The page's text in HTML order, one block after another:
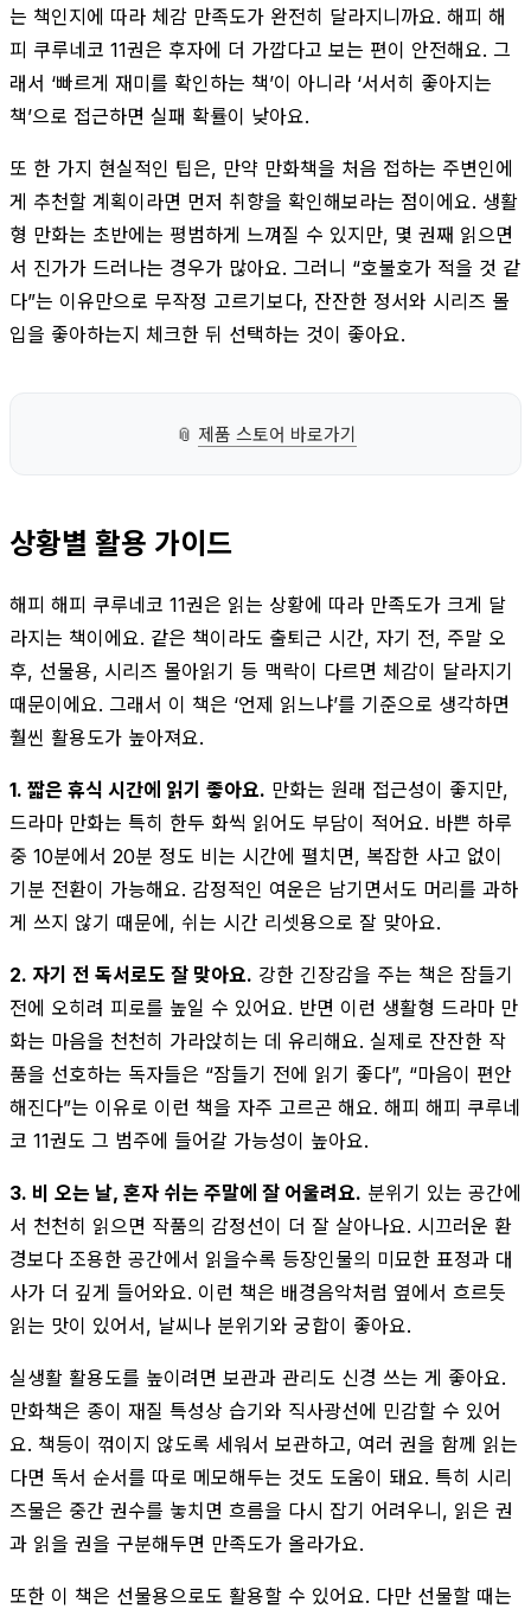
는 책인지에 따라 체감 만족도가 완전히 달라지니까요. 해피 해
피 쿠루네코 11권은 후자에 더 가깝다고 보는 편이 안전해요. 그
래서 ‘빠르게 재미를 확인하는 책’이 아니라 ‘서서히 좋아지는
책’으로 접근하면 실패 확률이 낮아요.
또 한 가지 현실적인 팁은, 만약 만화책을 처음 접하는 주변인에
게 추천할 계획이라면 먼저 취향을 확인해보라는 점이에요. 생활
형 만화는 초반에는 평범하게 느껴질 수 있지만, 몇 권째 읽으면
서 진가가 드러나는 경우가 많아요. 그러니 “호불호가 적을 것 같
다”는 이유만으로 무작정 고르기보다, 잔잔한 정서와 시리즈 몰
입을 좋아하는지 체크한 뒤 선택하는 것이 좋아요.
📎 제품 스토어 바로가기
상황별 활용 가이드
해피 해피 쿠루네코 11권은 읽는 상황에 따라 만족도가 크게 달
라지는 책이에요. 같은 책이라도 출퇴근 시간, 자기 전, 주말 오
후, 선물용, 시리즈 몰아읽기 등 맥락이 다르면 체감이 달라지기
때문이에요. 그래서 이 책은 ‘언제 읽느냐’를 기준으로 생각하면
훨씬 활용도가 높아져요.
1. 짧은 휴식 시간에 읽기 좋아요. 만화는 원래 접근성이 좋지만,
드라마 만화는 특히 한두 화씩 읽어도 부담이 적어요. 바쁜 하루
중 10분에서 20분 정도 비는 시간에 펼치면, 복잡한 사고 없이
기분 전환이 가능해요. 감정적인 여운은 남기면서도 머리를 과하
게 쓰지 않기 때문에, 쉬는 시간 리셋용으로 잘 맞아요.
2. 자기 전 독서로도 잘 맞아요. 강한 긴장감을 주는 책은 잠들기
전에 오히려 피로를 높일 수 있어요. 반면 이런 생활형 드라마 만
화는 마음을 천천히 가라앉히는 데 유리해요. 실제로 잔잔한 작
품을 선호하는 독자들은 “잠들기 전에 읽기 좋다”, “마음이 편안
해진다”는 이유로 이런 책을 자주 고르곤 해요. 해피 해피 쿠루네
코 11권도 그 범주에 들어갈 가능성이 높아요.
3. 비 오는 날, 혼자 쉬는 주말에 잘 어울려요. 분위기 있는 공간에
서 천천히 읽으면 작품의 감정선이 더 잘 살아나요. 시끄러운 환
경보다 조용한 공간에서 읽을수록 등장인물의 미묘한 표정과 대
사가 더 깊게 들어와요. 이런 책은 배경음악처럼 옆에서 흐르듯
읽는 맛이 있어서, 날씨나 분위기와 궁합이 좋아요.
실생활 활용도를 높이려면 보관과 관리도 신경 쓰는 게 좋아요.
만화책은 종이 재질 특성상 습기와 직사광선에 민감할 수 있어
요. 책등이 꺾이지 않도록 세워서 보관하고, 여러 권을 함께 읽는
다면 독서 순서를 따로 메모해두는 것도 도움이 돼요. 특히 시리
즈물은 중간 권수를 놓치면 흐름을 다시 잡기 어려우니, 읽은 권
과 읽을 권을 구분해두면 만족도가 올라가요.
또한 이 책은 선물용으로도 활용할 수 있어요. 다만 선물할 때는